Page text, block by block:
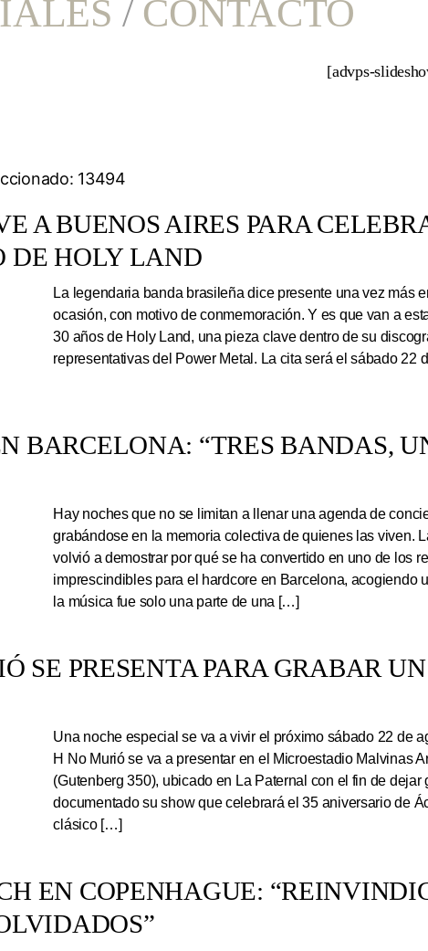
/ CONTACTO
[advps-
13494
A BUENOS AIRES PARA
DE HOLY LAND
La legendaria banda brasileña dice presente una vez más
ocasión, con motivo de conmemoración. Y es que van a
30 años de Holy Land, una pieza clave dentro de su
representativas del Power Metal. La cita será el sábado 22
BARCELONA: “TRES BANDAS,
Hay noches que no se limitan a llenar una agenda de
grabándose en la memoria colectiva de quienes las viven.
volvió a demostrar por qué se ha convertido en uno de los
imprescindibles para el hardcore en Barcelona, acogiendo
la música fue solo una parte de una […]
SE PRESENTA PARA GRABAR
Una noche especial se va a vivir el próximo sábado 22 de
H No Murió se va a presentar en el Microestadio Malvinas
(Gutenberg 350), ubicado en La Paternal con el fin de dejar
documentado su show que celebrará el 35 aniversario de
clásico […]
EN COPENHAGUE: